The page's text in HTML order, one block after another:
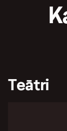
Teātri